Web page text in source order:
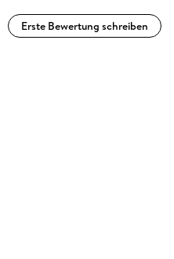
Erste Bewertung schreiben